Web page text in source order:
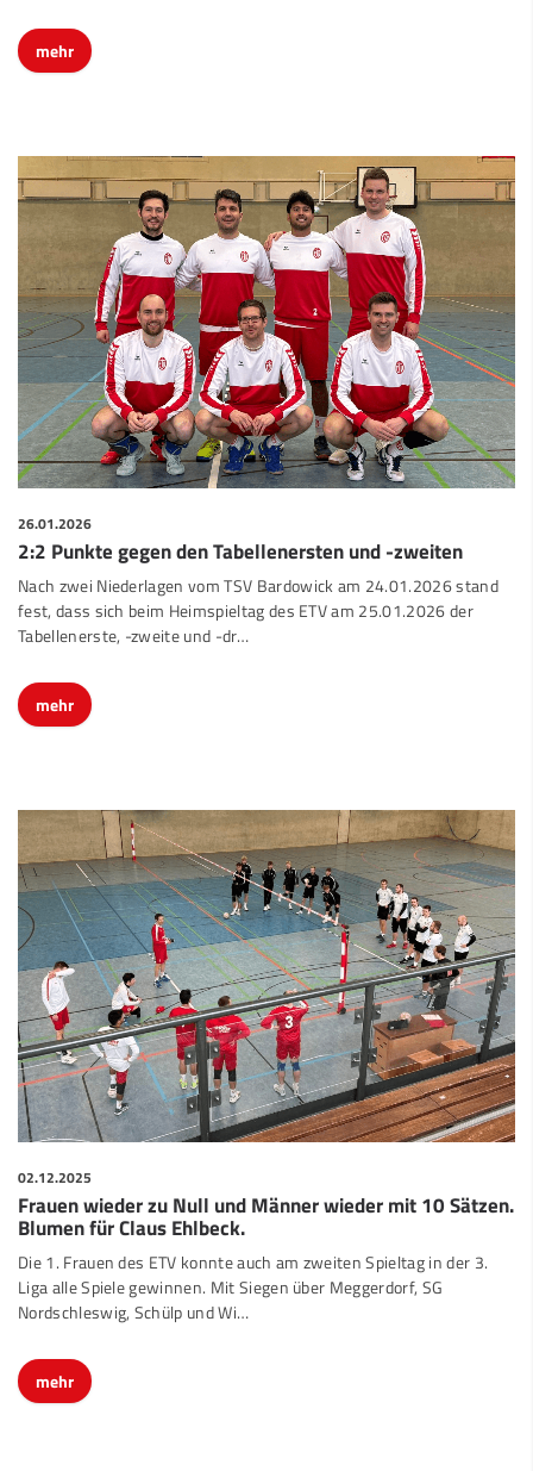
mehr
26.01.2026
2:2 Punkte gegen den Tabellenersten und -zweiten
Nach zwei Niederlagen vom TSV Bardowick am 24.01.2026 stand
fest, dass sich beim Heimspieltag des ETV am 25.01.2026 der
Tabellenerste, -zweite und -dr…
mehr
02.12.2025
Frauen wieder zu Null und Männer wieder mit 10 Sätzen.
Blumen für Claus Ehlbeck.
Die 1. Frauen des ETV konnte auch am zweiten Spieltag in der 3.
Liga alle Spiele gewinnen. Mit Siegen über Meggerdorf, SG
Nordschleswig, Schülp und Wi…
mehr